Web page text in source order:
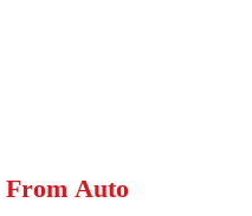
From Auto